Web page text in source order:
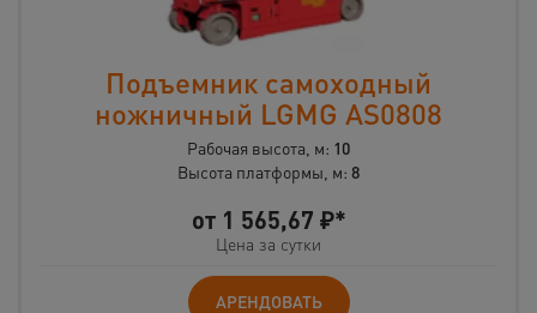
Подъемник самоходный
ножничный LGMG AS0808
Рабочая высота, м: 10
Высота платформы, м: 8
от 1 565,67 ₽*
Цена за сутки
АРЕНДОВАТЬ